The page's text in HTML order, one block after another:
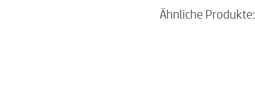
Ähnliche Produkte: